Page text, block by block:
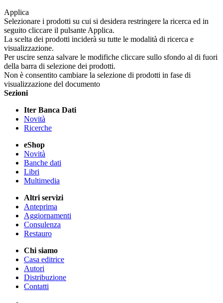
Applica
Selezionare i prodotti su cui si desidera restringere la ricerca ed in
seguito cliccare il pulsante Applica.
La scelta dei prodotti inciderà su tutte le modalità di ricerca e
visualizzazione.
Per uscire senza salvare le modifiche cliccare sullo sfondo al di fuori
della barra di selezione dei prodotti.
Non è consentito cambiare la selezione di prodotti in fase di
visualizzazione del documento
Sezioni
Iter Banca Dati
Novità
Ricerche
eShop
Novità
Banche dati
Libri
Multimedia
Altri servizi
Anteprima
Aggiornamenti
Consulenza
Restauro
Chi siamo
Casa editrice
Autori
Distribuzione
Contatti